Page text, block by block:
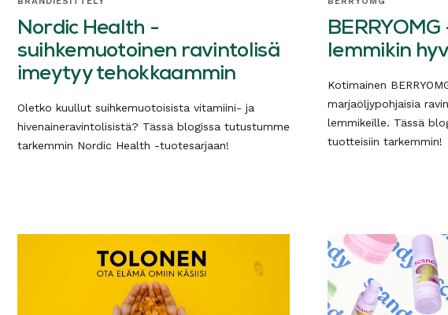
Nordic Health -
suihkemuotoinen ravintolisä
imeytyy tehokkaammin
Oletko kuullut suihkemuotoisista vitamiini- ja
hivenaineravintolisistä? Tässä blogissa tutustumme
tarkemmin Nordic Health -tuotesarjaan!
lemmikin
Kotimainen
marjaöljypohjaisia
lemmikeille. Tässä
tuotteisiin tarkemmin!